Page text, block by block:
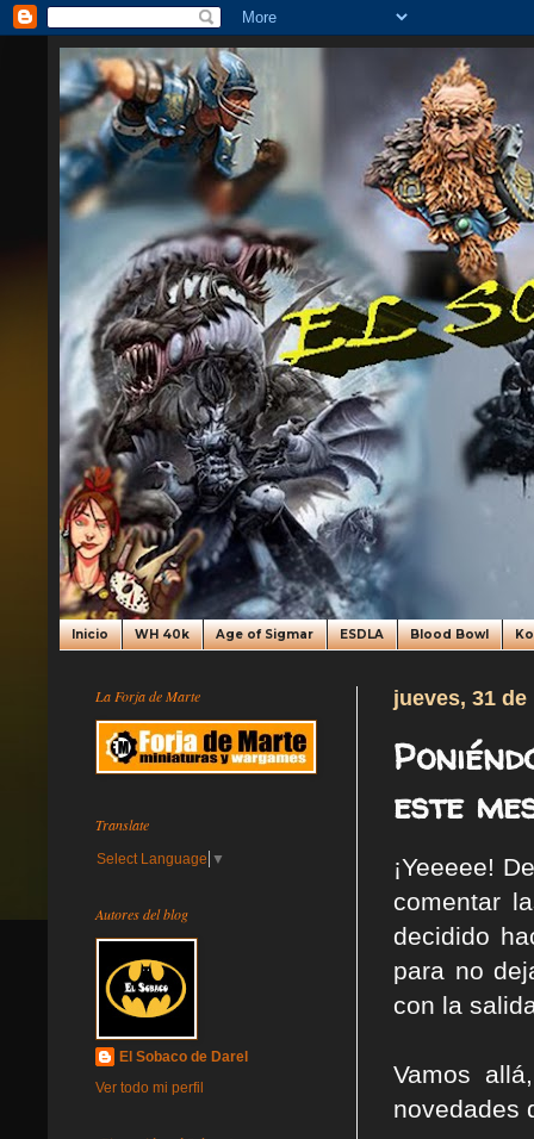
Inicio WH 40k Age of Sigmar ESDLA Blood Bowl
jueves, 31 de
este
¡Yeeeee!
comentar
decidido
para no
con la
Vamos
novedades
La Forja de Marte
Translate
Select Language ▼
Autores del blog
El Sobaco de Darel
Ver todo mi perfil